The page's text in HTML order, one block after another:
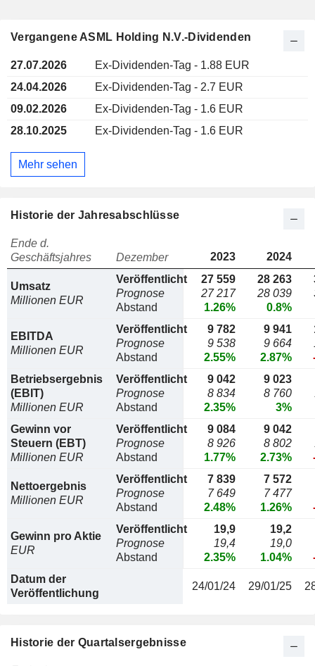
Vergangene ASML Holding N.V.-Dividenden
27.07.2026
Ex-Dividenden-Tag - 1.88 EUR
24.04.2026
Ex-Dividenden-Tag - 2.7 EUR
09.02.2026
Ex-Dividenden-Tag - 1.6 EUR
28.10.2025
Ex-Dividenden-Tag - 1.6 EUR
Mehr sehen
Historie der Jahresabschlüsse
Ende d.
Geschäftsjahres
Dezember 2023 2024
Umsatz
Millionen EUR
Veröffentlicht
Prognose
Abstand
27 559
27 217
1.26%
28 263
28 039
0.8%
EBITDA
Millionen EUR
Veröffentlicht
Prognose
Abstand
9 782
9 538
2.55%
9 941
9 664
2.87%
Betriebsergebnis
(EBIT)
Millionen EUR
Veröffentlicht
Prognose
Abstand
9 042
8 834
2.35%
9 023
8 760
3%
Gewinn vor
Steuern (EBT)
Millionen EUR
Veröffentlicht
Prognose
Abstand
9 084
8 926
1.77%
9 042
8 802
2.73%
Nettoergebnis
Millionen EUR
Veröffentlicht
Prognose
Abstand
7 839
7 649
2.48%
7 572
7 477
1.26%
Gewinn pro Aktie
EUR
Veröffentlicht
Prognose
Abstand
19,9
19,4
2.35%
19,2
19,0
1.04%
Datum der
Veröffentlichung
24/01/24 29/01/25
Historie der Quartalsergebnisse